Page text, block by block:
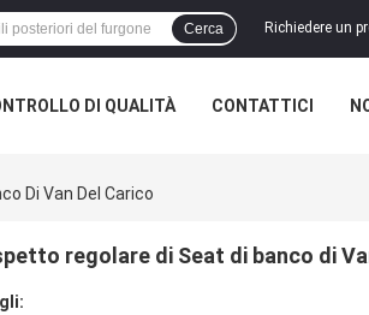
Richiedere un
Cerca
DI QUALITÀ CONTATTICI
Di Van Del Carico
regolare di Seat di banco di